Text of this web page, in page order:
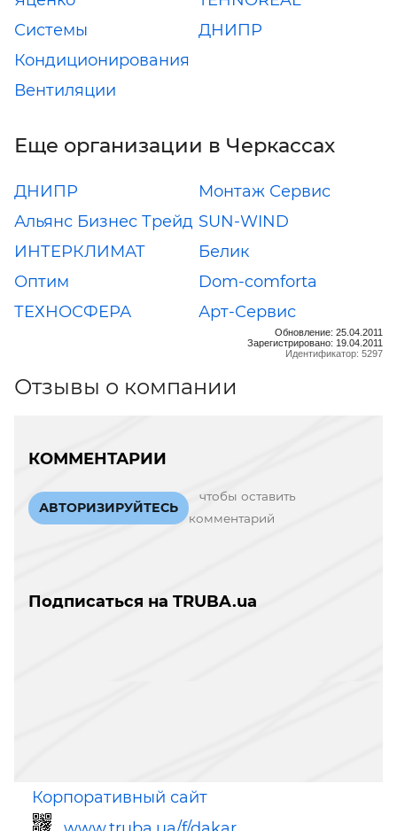
Системы
Кондиционирования
Вентиляции
ДНИПР
Еще организации в Черкассах
ДНИПР
Монтаж Сервис
Альянс Бизнес Трейд SUN-WIND
ИНТЕРКЛИМАТ
Белик
Оптим
Dom-comforta
ТЕХНОСФЕРА
Арт-Сервис
Обновление: 25.04.2011
Зарегистрировано: 19.04.2011
Идентификатор: 5297
Отзывы о компании
КОММЕНТАРИИ
АВТОРИЗИРУЙТЕСЬ
чтобы оставить
комментарий
Подписаться на TRUBA.ua
Корпоративный сайт